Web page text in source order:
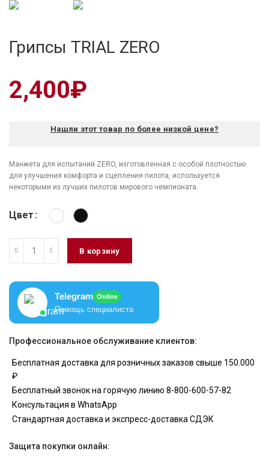
Грипсы TRIAL ZERO
2,400₽
Нашли этот товар по более низкой цене?
Манжета для испытаний ZERO, изготовленная с особой плотностью
для улучшения комфорта и сцепления пилота, используется
некоторыми из лучших пилотов мирового чемпионата.
Цвет
В корзину
Telegram Online
Помощь специалиста
Профессиональное обслуживание клиентов:
Бесплатная доставка для розничных заказов свыше 150.000
₽
Бесплатный звонок на горячую линию 8-800-600-57-82
Консультация в WhatsApp
Стандартная доставка и экспресс-доставка СДЭК
Защита покупки онлайн: